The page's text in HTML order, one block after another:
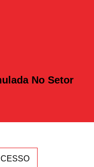
No Setor